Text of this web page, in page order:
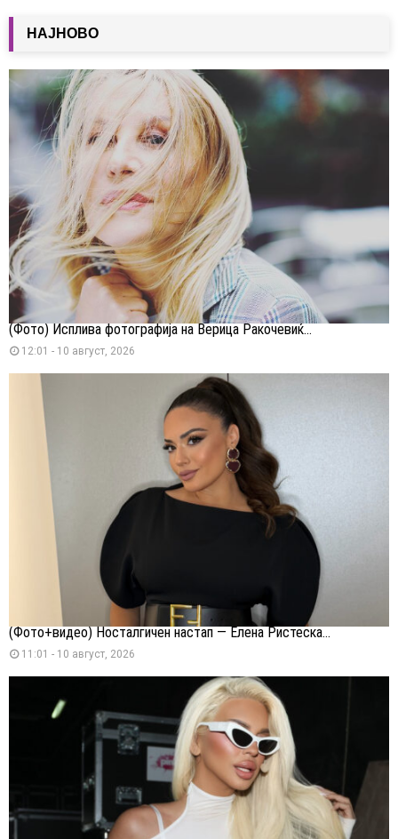
НАЈНОВО
(Фото) Исплива фотографија на Верица Ракочевиќ...
12:01 - 10 август, 2026
(Фото+видео) Носталгичен настап — Елена Ристеска...
11:01 - 10 август, 2026